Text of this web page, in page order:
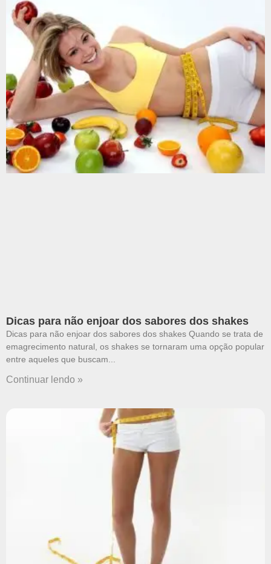
Dicas para não enjoar dos sabores dos shakes
Dicas para não enjoar dos sabores dos shakes Quando se trata de
emagrecimento natural, os shakes se tornaram uma opção popular
entre aqueles que buscam
Continuar lendo »